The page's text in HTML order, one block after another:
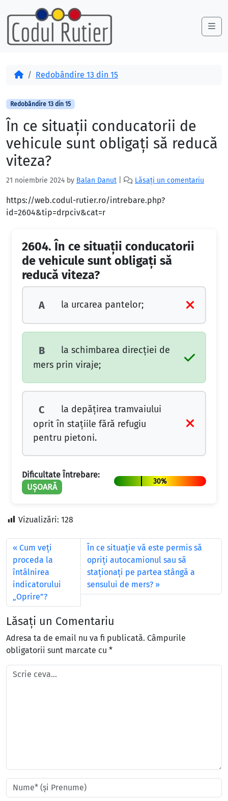
Skip to content
Skip to footer
AcasăRedobândire 13 din 15
Redobândire 13 din 15
În ce situaţii conducatorii de
vehicule sunt obligaţi să reducă
viteza?
21 noiembrie 2024 by Balan Danut Lăsați un comentariu
https://web.codul-rutier.ro/intrebare.php?
id=2604&tip=drpciv&cat=r
2604. În ce situaţii conducatorii
de vehicule sunt obligaţi să
reducă viteza?
A la urcarea pantelor;
B
la schimbarea direcţiei de
mers prin viraje;
C
la depăţirea tramvaiului
oprit în staţiile fără refugiu
pentru pietoni.
Dificultate Întrebare:
UȘOARĂ
30%
Vizualizări: 128
Cum veţi
proceda la
întâlnirea
indicatorului
„Oprire”?
În ce situaţie vă este permis să
opriţi autocamionul sau să
staţionaţi pe partea stângă a
sensului de mers?
Lăsați un Comentariu
Adresa ta de email nu va fi publicată. Câmpurile
obligatorii sunt marcate cu *